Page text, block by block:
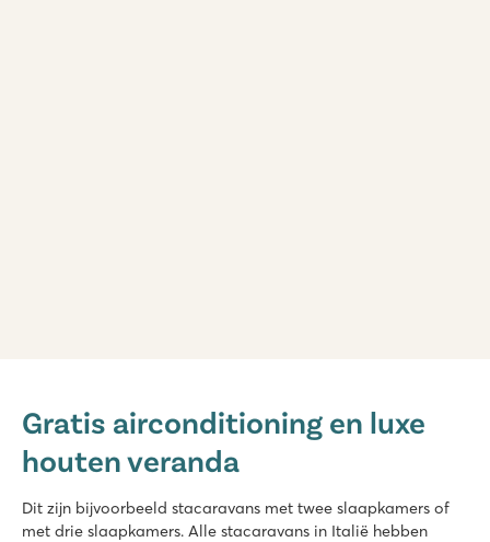
Italië - Noord-Italië - Adriatische kust - Eraclea Mare
★ ★ ★ ★
Nieuw: Waterpark met glijbanen van wel 90.000 m2
Stacaravans in autovrije, sfeervolle straatjes
Vlakbij het bekende Venetië, Murano en Burano
Gratis airconditioning en luxe
houten veranda
Dit zijn bijvoorbeeld stacaravans met twee slaapkamers of
met drie slaapkamers. Alle stacaravans in Italië hebben